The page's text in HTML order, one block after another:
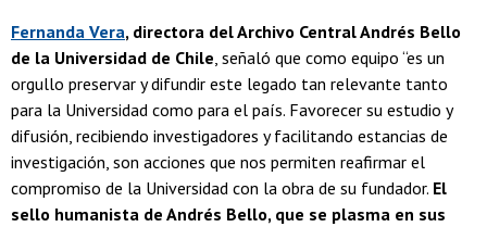
Fernanda Vera, directora del Archivo Central Andrés Bello
de la Universidad de Chile, señaló que como equipo “es un
orgullo preservar y difundir este legado tan relevante tanto
para la Universidad como para el país. Favorecer su estudio y
difusión, recibiendo investigadores y facilitando estancias de
investigación, son acciones que nos permiten reafirmar el
compromiso de la Universidad con la obra de su fundador. El
sello humanista de Andrés Bello, que se plasma en sus